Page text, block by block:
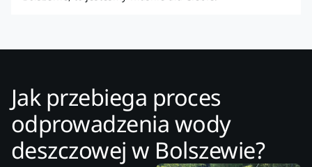
Jak przebiega proces
odprowadzenia wody
deszczowej w Bolszewie?